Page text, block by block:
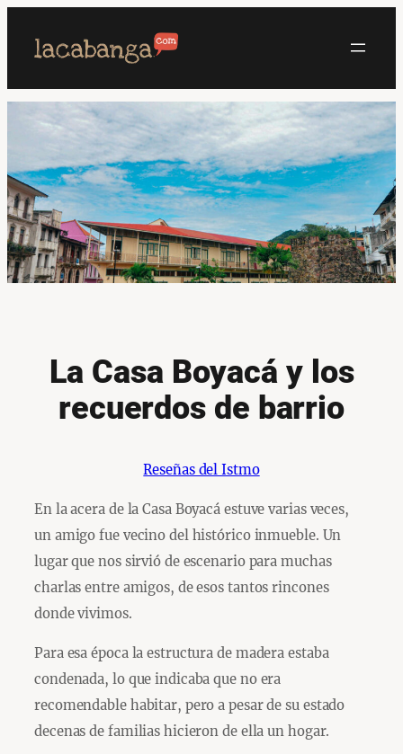
La Casa Boyacá y los
recuerdos de barrio
Reseñas del Istmo
En la acera de la Casa Boyacá estuve varias veces,
un amigo fue vecino del histórico inmueble. Un
lugar que nos sirvió de escenario para muchas
charlas entre amigos, de esos tantos rincones
donde vivimos.
Para esa época la estructura de madera estaba
condenada, lo que indicaba que no era
recomendable habitar, pero a pesar de su estado
decenas de familias hicieron de ella un hogar.